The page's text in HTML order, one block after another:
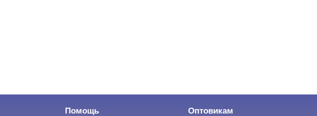
Помощь Оптовикам